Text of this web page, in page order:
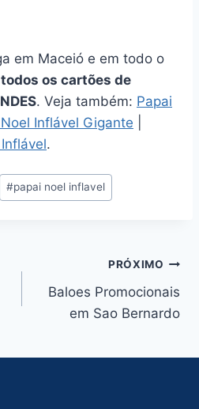
em Maceió e em todo o
todos os cartões de
. Veja também: Papai
Inflável Gigante
.
#papai noel inflavel
PRÓXIMO
Baloes Promocionais
em Sao Bernardo